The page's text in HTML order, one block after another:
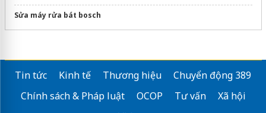
Sửa máy rửa bát bosch
Tin tức Kinh tế Thương hiệu
Chuyển động 389
Chính sách & Pháp luật
OCOP Tư vấn
Xã hội